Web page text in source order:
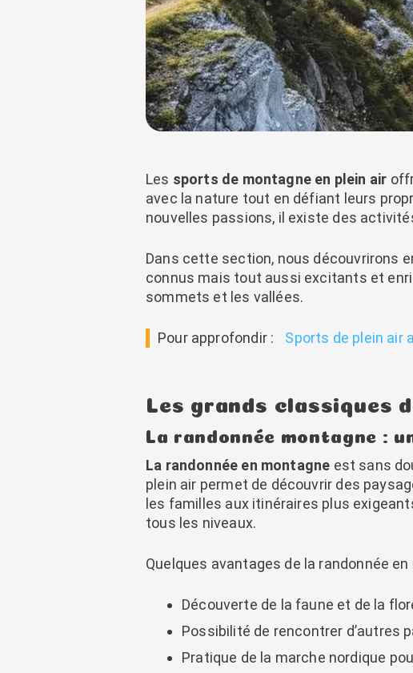
Les sports de montagne en plein air
avec la nature tout en défiant leurs
nouvelles passions, il existe des
Dans cette section, nous découvrirons
connus mais tout aussi excitants et
sommets et les vallées.
Pour approfondir : Sports de plein air
Les grands classiques
La randonnée montagne :
La randonnée en montagne est sans
plein air permet de découvrir des
les familles aux itinéraires plus
tous les niveaux.
Quelques avantages de la randonnée en
Découverte de la faune et de la
Possibilité de rencontrer d’autres
Pratique de la marche nordique